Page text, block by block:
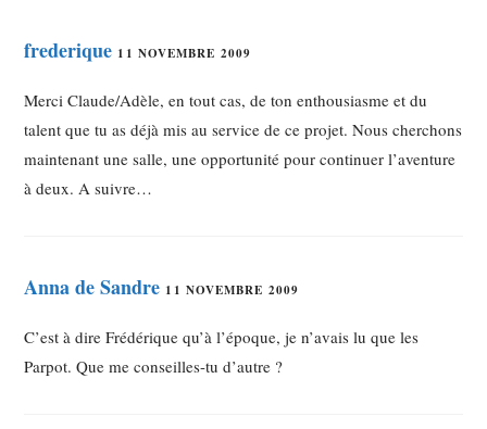
frederique 11 NOVEMBRE 2009
Merci Claude/Adèle, en tout cas, de ton enthousiasme et du
talent que tu as déjà mis au service de ce projet. Nous cherchons
maintenant une salle, une opportunité pour continuer l’aventure
à deux. A suivre…
Anna de Sandre 11 NOVEMBRE 2009
C’est à dire Frédérique qu’à l’époque, je n’avais lu que les
Parpot. Que me conseilles-tu d’autre ?